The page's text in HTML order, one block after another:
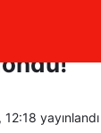
12:18 yayınlandı